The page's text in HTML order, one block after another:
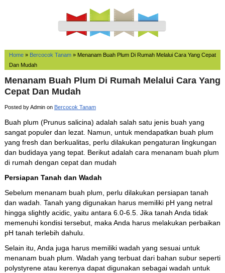
Home» Bercocok Tanam» Menanam Buah Plum Di Rumah Melalui Cara Yang Cepat
Dan Mudah
Menanam Buah Plum Di Rumah Melalui Cara Yang
Cepat Dan Mudah
Posted by Admin on Bercocok Tanam
Buah plum (Prunus salicina) adalah salah satu jenis buah yang
sangat populer dan lezat. Namun, untuk mendapatkan buah plum
yang fresh dan berkualitas, perlu dilakukan pengaturan lingkungan
dan budidaya yang tepat. Berikut adalah cara menanam buah plum
di rumah dengan cepat dan mudah
Persiapan Tanah dan Wadah
Sebelum menanam buah plum, perlu dilakukan persiapan tanah
dan wadah. Tanah yang digunakan harus memiliki pH yang netral
hingga slightly acidic, yaitu antara 6.0-6.5. Jika tanah Anda tidak
memenuhi kondisi tersebut, maka Anda harus melakukan perbaikan
pH tanah terlebih dahulu.
Selain itu, Anda juga harus memiliki wadah yang sesuai untuk
menanam buah plum. Wadah yang terbuat dari bahan subur seperti
polystyrene atau kerenya dapat digunakan sebagai wadah untuk